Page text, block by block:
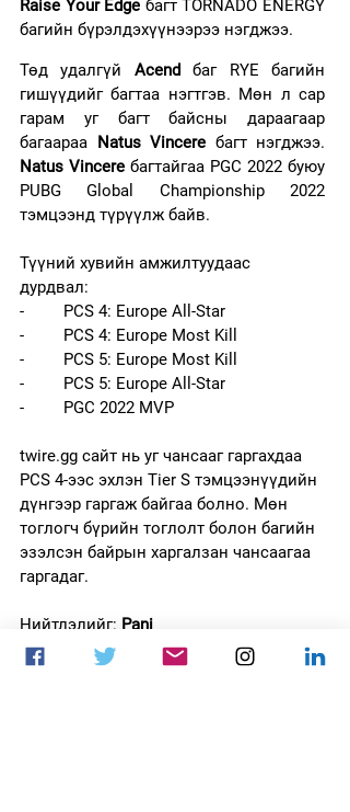
Raise Your Edge багт TORNADO ENERGY
багийн бүрэлдэхүүнээрээ нэгджээ.
Төд удалгүй Acend баг RYE багийн
гишүүдийг багтаа нэгтгэв. Мөн л сар
гарам уг багт байсны дараагаар
багаараа Natus Vincere
Natus Vincere багтайгаа PGC 2022 буюу
PUBG Global Championship 2022
тэмцээнд түрүүлж байв.
Түүний хувийн амжилтуудаас
дурдвал:
-         PCS 4: Europe All-Star
-         PCS 4: Europe Most Kill
-         PCS 5: Europe Most Kill
-         PCS 5: Europe All-Star
-         PGC 2022 MVP
twire.gg сайт нь уг чансааг гаргахдаа
PCS 4-ээс эхлэн Tier S тэмцээнүүдийн
дүнгээр гаргаж байгаа болно. Мөн
тоглогч бүрийн тоглолт болон багийн
эзэлсэн байрын харгалзан чансаагаа
гаргадаг.
Нийтлэлийг: Pani
esports
PUBG
PUBGM